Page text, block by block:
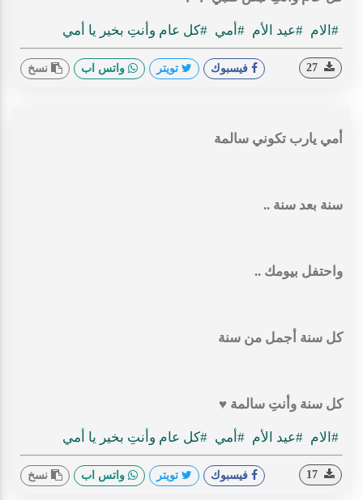
#الام #عيد الأم #أمي #كل عام وأنتِ بخير يا أمي
فيسبوك تويتر واتس اب نسخ
أمي يارب تكوني سالمة
سنة بعد سنة ..
واحتفل بيومك ..
كل سنة أجمل من سنة
كل سنة وأنتِ سالمة ♥️
#الام #عيد الأم #أمي #كل عام وأنتِ بخير يا أمي
فيسبوك تويتر واتس اب نسخ